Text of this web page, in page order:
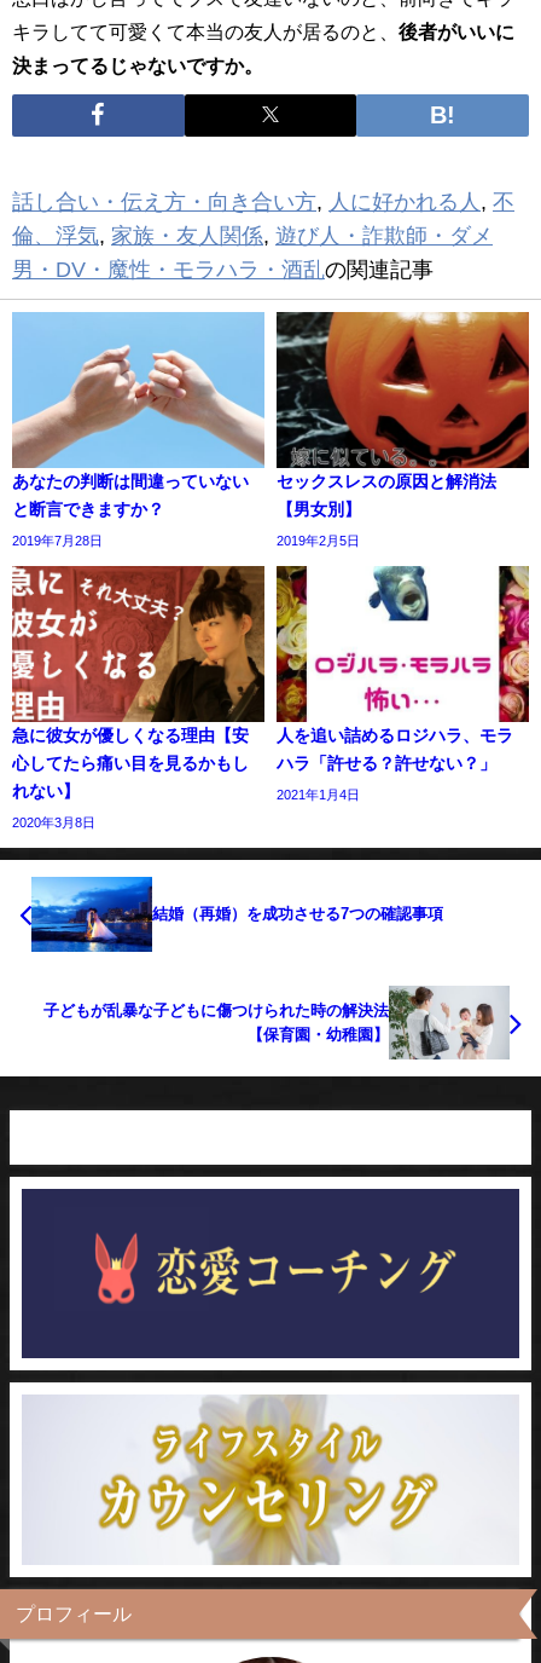
キラしてて可愛くて本当の友人が居るのと、 後者がいいに
決まってるじゃないですか。
話し合い・伝え方・向き合い方 人に好かれる人
不
倫、浮気
家族・友人関係
遊び人・詐欺師・ダメ
男・DV・魔性・モラハラ・酒乱の関連記事
あなたの判断は間違っていない
と断言できますか？
2019年7月28日
セックスレスの原因と解消法
【男女別】
2019年2月5日
急に彼女が優しくなる理由【安
心してたら痛い目を見るかもし
れない】
2020年3月8日
人を追い詰めるロジハラ、モラ
ハラ「許せる？許せない？」
2021年1月4日
結婚（再婚）を成功させる7つの確認事項
子どもが乱暴な子どもに傷つけられた時の解決法
【保育園・幼稚園】
プロフィール